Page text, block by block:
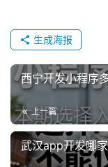
生成海报
西宁开发小程序
上一篇
武汉app开发哪